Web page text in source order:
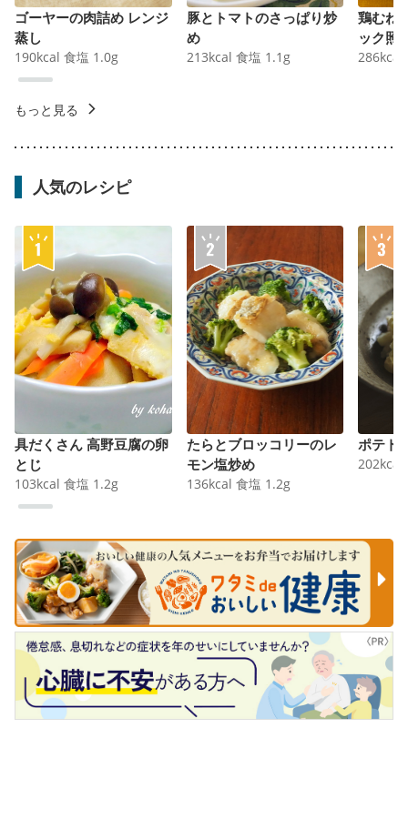
ゴーヤーの肉詰め レンジ
蒸し
190kcal 食塩 1.0g
豚とトマトのさっぱり炒
め
213kcal 食塩 1.1 g
鶏むね
ック照
286kcal
もっと見る
人気のレシピ
具だくさん 高野豆腐の卵
とじ
103kcal 食塩 1.2g
たらとブロッコリーのレ
モン塩炒め
136kcal 食塩 1.2g
ポテト
202kcal